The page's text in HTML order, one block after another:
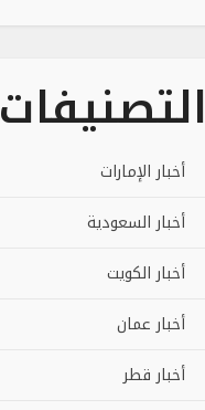
التصنيفات
أخبار الإمارات
أخبار السعودية
أخبار الكويت
أخبار عمان
أخبار قطر